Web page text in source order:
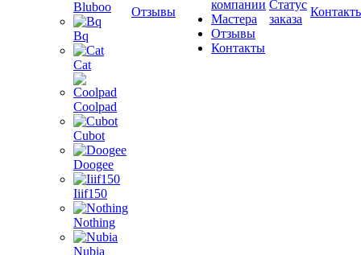
Bluboo
Bq
Cat
Coolpad
Cubot
Doogee
Iiif150
Nothing
Nubia
Отзывы
компании
Мастера
Отзывы
Контакты
Статус
заказа